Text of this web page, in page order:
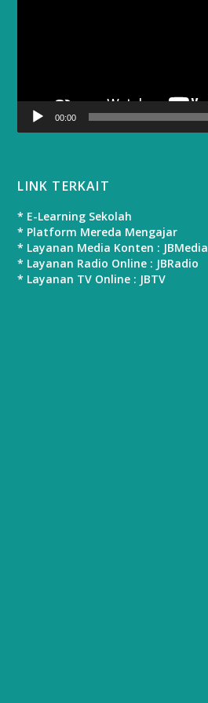
00:00
LINK TERKAIT
* E-Learning Sekolah
* Platform Mereda Mengajar
* Layanan Media Konten : JBMedia
* Layanan Radio Online : JBRadio
* Layanan TV Online : JBTV